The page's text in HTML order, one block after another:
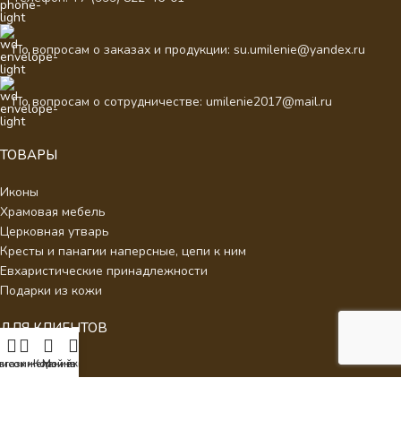
По вопросам о заказах и продукции: su.umilenie@yandex.ru
По вопросам о сотрудничестве: umilenie2017@mail.ru
ТОВАРЫ
Иконы
Храмовая мебель
Церковная утварь
Кресты и панагии наперсные, цепи к ним
Евхаристические принадлежности
Подарки из кожи
ДЛЯ КЛИЕНТОВ
О насжеланий
Корзина
Мой аккаунт